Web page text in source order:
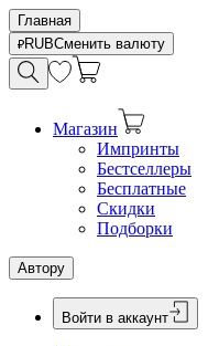
Главная
RUBСменить валюту
Магазин
Импринты
Бестселлеры
Бесплатные
Скидки
Подборки
Автору
Войти в аккаунт